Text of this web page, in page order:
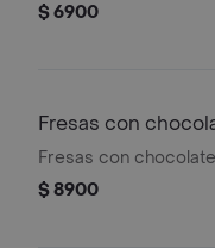
$ 6900
Fresas con
Fresas con
$ 8900